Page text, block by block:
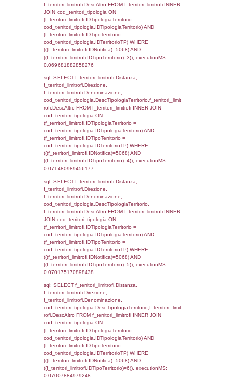
sql: SELECT cod_ipa_aoo.des_amm,
d1_controlli.UntAmmTerr,
d1_controlli.Regione, d1_controlli.Provincia,
d1_controlli.Comune, d1_controlli.Via,
d1_controlli.Email, d1_controlli.Pec FROM
INNER JOIN d1_controlli ON
d1_controlli.UntAmmTerr where
executionMS: 0.022422075271606
sql: SELECT * FROM d2_autorizzazioni
IDNotifica=5068, executionMS:
sql: SELECT Ispezione, IDArticoloComma,
StatoIspezione,
'%d/%m/%Y') as DataApertura,
DataChiusura,
'%d/%m/%Y') as DataUltimoPIR FROM
WHERE (((d3_ispezioni.IDNotifica)=5068)),
0.00041294097900391
sql: SELECT el_nazioni.DescIT,
FROM f_confini_stato INNER JOIN
f_confini_stato.IDStato =
f_confini_stato.IDNotifica = 5068;,
0.00036406517028809
sql: SELECT el_regioni.Regione,
el_comuni.Comune,
f_confini INNER JOIN ((el_comuni INNER
ON el_comuni.IstProvincia =
INNER JOIN el_regioni ON
el_regioni.IstRegione) ON
el_comuni.IstComune WHERE